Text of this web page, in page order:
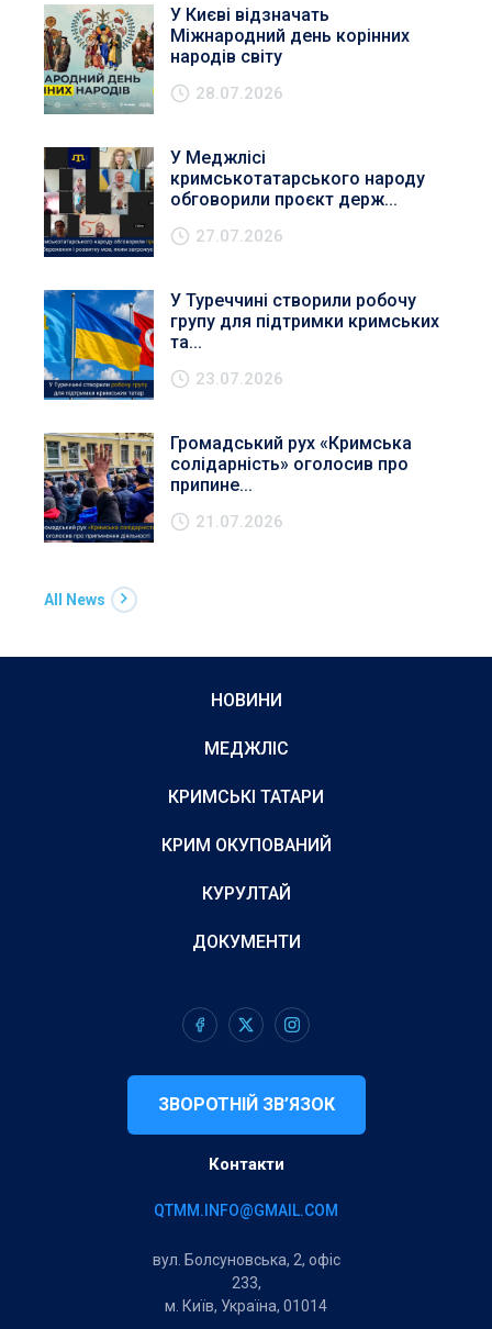
У Києві відзначать
Міжнародний день корінних
народів світу
28.07.2026
У Меджлісі
кримськотатарського народу
обговорили проєкт держ...
27.07.2026
У Туреччині створили робочу
групу для підтримки кримських
та...
23.07.2026
Громадський рух «Кримська
солідарність» оголосив про
припине...
21.07.2026
All News
НОВИНИ
МЕДЖЛІС
КРИМСЬКІ ТАТАРИ
КРИМ ОКУПОВАНИЙ
КУРУЛТАЙ
ДОКУМЕНТИ
ЗВОРОТНІЙ ЗВ’ЯЗОК
Контакти
QTMM.INFO@GMAIL.COM
вул. Болсуновська, 2, офіс
233,
м. Київ, Україна, 01014